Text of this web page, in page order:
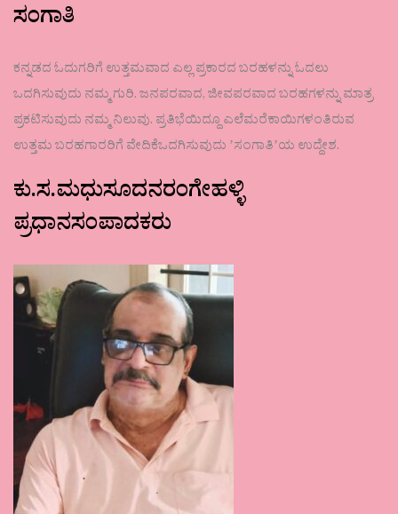
ಸಂಗಾತಿ
ಕನ್ನಡದ ಓದುಗರಿಗೆ ಉತ್ತಮವಾದ ಎಲ್ಲ ಪ್ರಕಾರದ ಬರಹಳನ್ನು ಓದಲು
ಒದಗಿಸುವುದು ನಮ್ಮ ಗುರಿ. ಜನಪರವಾದ, ಜೀವಪರವಾದ ಬರಹಗಳನ್ನು ಮಾತ್ರ
ಪ್ರಕಟಿಸುವುದು ನಮ್ಮ ನಿಲುವು. ಪ್ರತಿಭೆಯಿದ್ದೂ ಎಲೆಮರೆಕಾಯಿಗಳಂತಿರುವ
ಉತ್ತಮ ಬರಹಗಾರರಿಗೆ ವೇದಿಕೆಒದಗಿಸುವುದು ʼಸಂಗಾತಿʼಯ ಉದ್ದೇಶ.
ಕು.ಸ.ಮಧುಸೂದನರಂಗೇಹಳ್ಳಿ
ಪ್ರಧಾನಸಂಪಾದಕರು